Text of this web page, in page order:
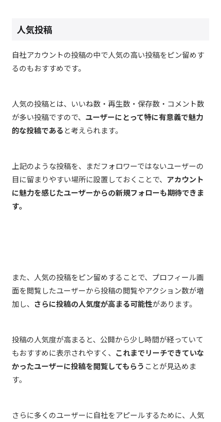
人気投稿
自社アカウントの投稿の中で人気の高い投稿をピン留めす
るのもおすすめです。
人気の投稿とは、いいね数・再生数・保存数・コメント数
が多い投稿ですので、 ユーザーにとって特に有意義で魅力
的な投稿である と考えられます。
上記のような投稿を、まだフォロワーではないユーザーの
目に留まりやすい場所に設置しておくことで、 アカウント
に魅力を感じたユーザーからの新規フォローも期待できま
す。
また、人気の投稿をピン留めすることで、プロフィール画
面を閲覧したユーザーから投稿の閲覧やアクション数が増
加し、 さらに投稿の人気度が高まる可能性があります。
投稿の人気度が高まると、 公開から少し時間が経っていて
もおすすめに表示されやすく、 これまでリーチできていな
かったユーザーに投稿を閲覧してもらう ことが見込めま
す。
さらに多くのユーザーに自社をアピールするために、人気